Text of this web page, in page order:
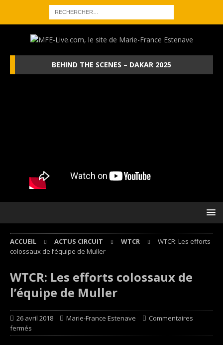
BEHIND THE SCENES – DAKAR 2025
ACCUEIL ACTUS CIRCUIT WTCR
WTCR: Les efforts
colossaux de l’équipe de Muller
WTCR: Les efforts colossaux de
l’équipe de Muller
26 avril 2018 Marie-France Estenave
Commentaires
fermés